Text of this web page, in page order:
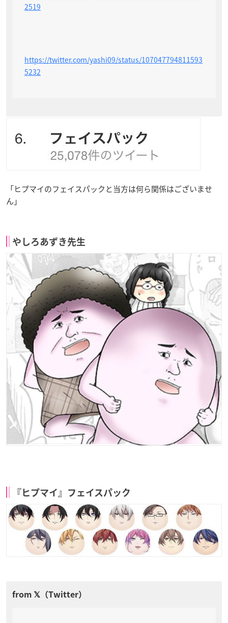
2519
https://twitter.com/yashi09/status/107047794811593
5232
「ヒプマイのフェイスパックと当方は何ら関係はございませ
ん」
やしろあずき先生
『ヒプマイ』フェイスパック